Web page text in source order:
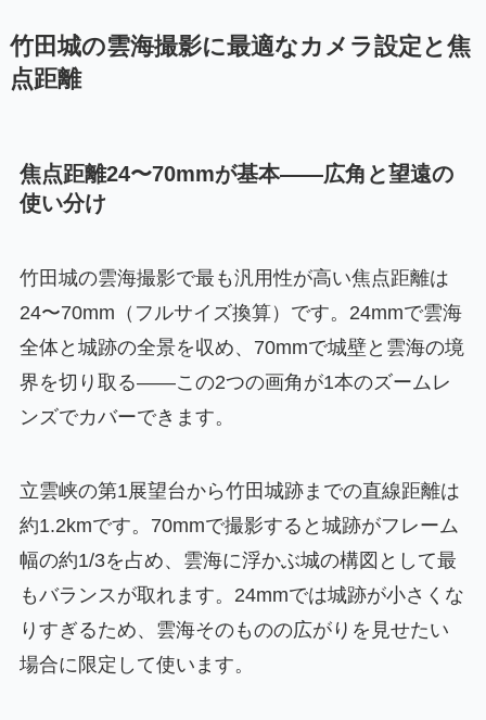
竹田城の雲海撮影に最適なカメラ設定と焦
点距離
焦点距離24〜70mmが基本——広角と望遠の
使い分け
竹田城の雲海撮影で最も汎用性が高い焦点距離は
24〜70mm（フルサイズ換算）です。24mmで雲海
全体と城跡の全景を収め、70mmで城壁と雲海の境
界を切り取る——この2つの画角が1本のズームレ
ンズでカバーできます。
立雲峡の第1展望台から竹田城跡までの直線距離は
約1.2kmです。70mmで撮影すると城跡がフレーム
幅の約1/3を占め、雲海に浮かぶ城の構図として最
もバランスが取れます。24mmでは城跡が小さくな
りすぎるため、雲海そのものの広がりを見せたい
場合に限定して使います。